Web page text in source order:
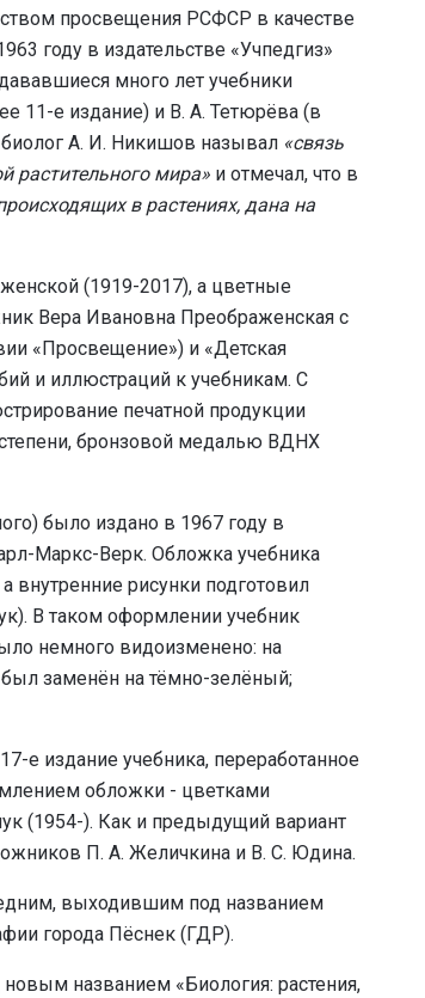
просвещения РСФСР в качестве
году в издательстве «Учпедгиз»
много лет учебники
11-е издание) и В. А. Тетюрёва (в
биолог А. И. Никишов называл «связь
растительного мира» и отмечал, что в
в растениях, дана на
(1919-2017), а цветные
Вера Ивановна Преображенская с
«Просвещение») и «Детская
и иллюстраций к учебникам. С
печатной продукции
бронзовой медалью ВДНХ
было издано в 1967 году в
Маркс-Верк. Обложка учебника
рисунки подготовил
В таком оформлении учебник
немного видоизменено: на
заменён на тёмно-зелёный;
е издание учебника, переработанное
обложки - цветками
(1954-). Как и предыдущий вариант
П. А. Желичкина и В. С. Юдина.
выходившим под названием
города Пёснек (ГДР).
названием «Биология: растения,